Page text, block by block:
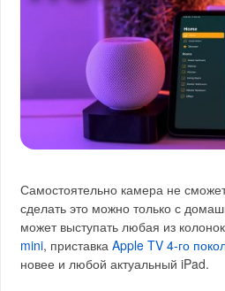
Самостоятельно камера не
сделать это можно только с
может выступать любая из колонок
mini, приставкаApple TV 4-го
новее и любой актуальный iPad.